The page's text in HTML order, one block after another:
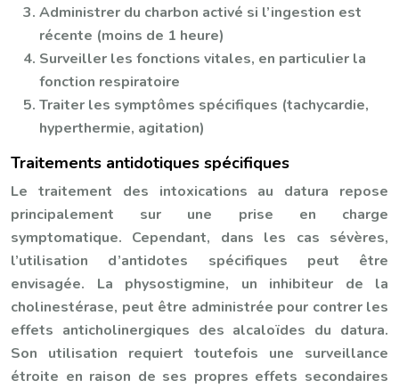
Administrer du charbon activé si l’ingestion est
récente (moins de 1 heure)
Surveiller les fonctions vitales, en particulier la
fonction respiratoire
Traiter les symptômes spécifiques (tachycardie,
hyperthermie, agitation)
Traitements antidotiques spécifiques
Le traitement des intoxications au datura repose
principalement sur une prise en charge
symptomatique. Cependant, dans les cas sévères,
l’utilisation d’antidotes spécifiques peut être
envisagée. La physostigmine, un inhibiteur de la
cholinestérase, peut être administrée pour contrer les
effets anticholinergiques des alcaloïdes du datura.
Son utilisation requiert toutefois une surveillance
étroite en raison de ses propres effets secondaires